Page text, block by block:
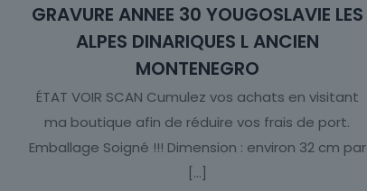
GRAVURE ANNEE 30 YOUGOSLAVIE LES
ALPES DINARIQUES L ANCIEN
MONTENEGRO
ÉTAT VOIR SCAN Cumulez vos achats en visitant
ma boutique afin de réduire vos frais de port.
Emballage Soigné !!! Dimension : environ 32 cm par
[…]